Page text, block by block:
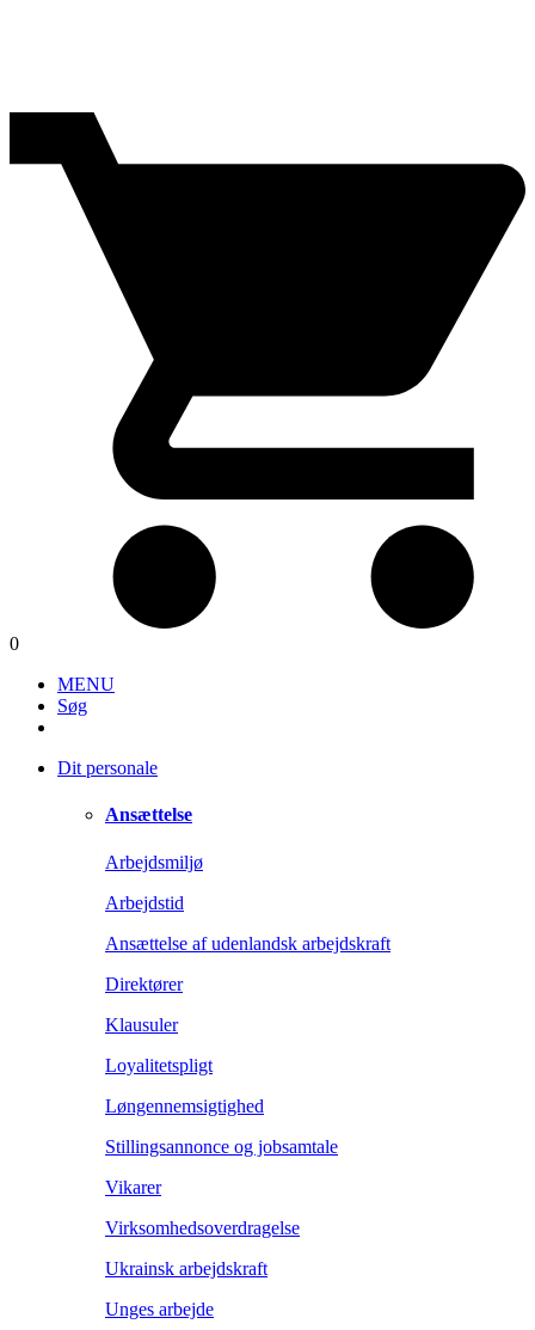
0
MENU
Søg
Dit personale
Ansættelse
Arbejdsmiljø
Arbejdstid
Ansættelse af udenlandsk arbejdskraft
Direktører
Klausuler
Loyalitetspligt
Løngennemsigtighed
Stillingsannonce og jobsamtale
Vikarer
Virksomhedsoverdragelse
Ukrainsk arbejdskraft
Unges arbejde